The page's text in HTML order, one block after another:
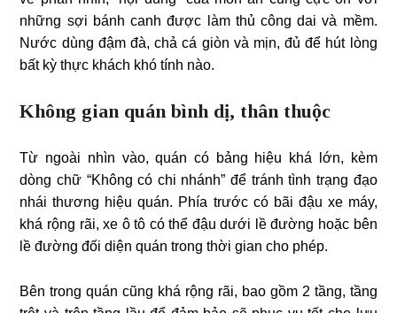
những sợi bánh canh được làm thủ công dai và mềm.
Nước dùng đậm đà, chả cá giòn và mịn, đủ để hút lòng
bất kỳ thực khách khó tính nào.
Không gian quán bình dị, thân thuộc
Từ ngoài nhìn vào, quán có bảng hiệu khá lớn, kèm
dòng chữ “Không có chi nhánh” để tránh tình trạng đạo
nhái thương hiệu quán. Phía trước có bãi đậu xe máy,
khá rộng rãi, xe ô tô có thể đậu dưới lề đường hoặc bên
lề đường đối diện quán trong thời gian cho phép.
Bên trong quán cũng khá rộng rãi, bao gồm 2 tầng, tầng